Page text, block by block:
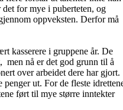
for mye i puberteten, og
oppveksten. Derfor må
kasserere i gruppene år. De
men nå er det god grunn til å
over arbeidet dere har gjort.
ut. For de fleste
ført til mye større inntekter